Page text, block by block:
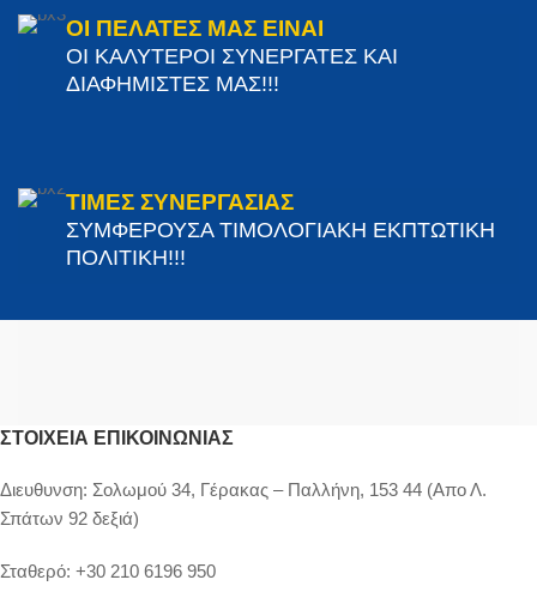
ΟΙ ΠΕΛΑΤΕΣ ΜΑΣ ΕΙΝΑΙ
ΟΙ ΚΑΛΥΤΕΡΟΙ ΣΥΝΕΡΓΑΤΕΣ ΚΑΙ
ΔΙΑΦΗΜΙΣΤΕΣ ΜΑΣ!!!
ΤΙΜΕΣ ΣΥΝΕΡΓΑΣΙΑΣ
ΣΥΜΦΕΡΟΥΣΑ ΤΙΜΟΛΟΓΙΑΚΗ ΕΚΠΤΩΤΙΚΗ
ΠΟΛΙΤΙΚΗ!!!
ΣΤΟΙΧΕΊΑ ΕΠΙΚΟΙΝΩΝΊΑΣ
Διευθυνση: Σολωμού 34, Γέρακας – Παλλήνη, 153 44 (Απο Λ.
Σπάτων 92 δεξιά)
Σταθερό: +30 210 6196 950